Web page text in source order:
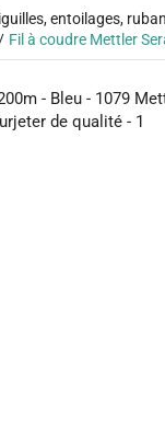
entoilages,
Fil à coudre Mettler